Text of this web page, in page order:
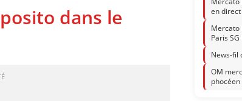
dans le
en direct
Mercato
Paris SG
News-fil
OM
phocéen